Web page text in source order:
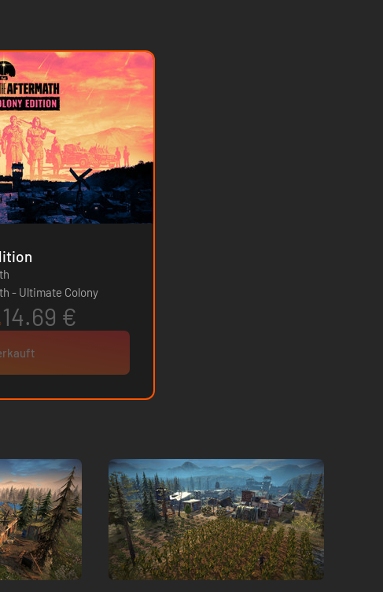
- Ultimate Colony
14.69 €